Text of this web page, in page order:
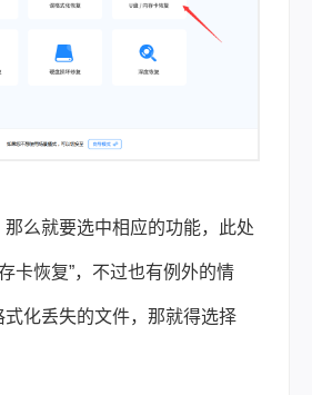
么就要选中相应的功能，此处
卡恢复”，不过也有例外的情
化丢失的文件，那就得选择